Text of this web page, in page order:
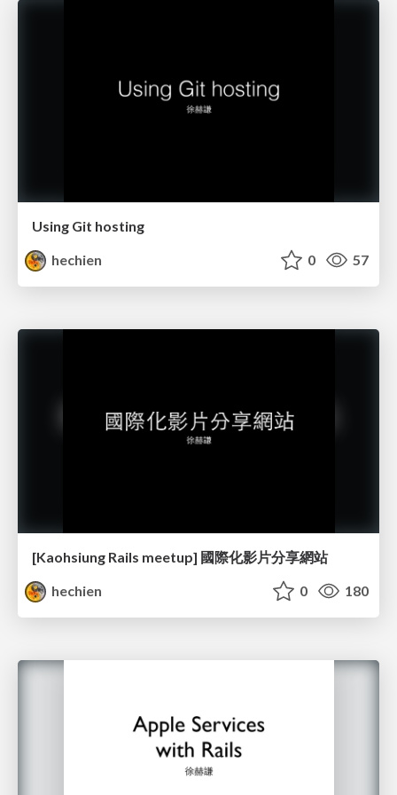
Using Git hosting
hechien
0 57
[Kaohsiung Rails meetup] 國際化影片分享網站
hechien
0 180